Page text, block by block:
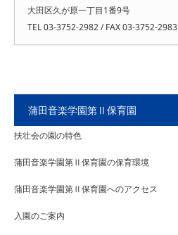
大田区久が原一丁目1番9号
TEL 03-3752-2982 / FAX 03-3752-2983
蒲田音楽学園第Ⅱ保育園
扶壮会の園の特色
蒲田音楽学園第Ⅱ保育園の保育環境
蒲田音楽学園第Ⅱ保育園へのアクセス
入園のご案内